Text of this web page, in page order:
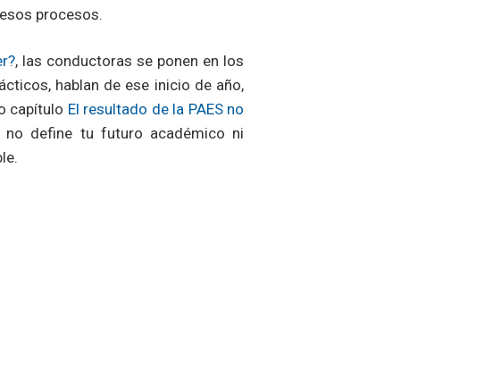
procesos.
, las conductoras se ponen en los
hablan de ese inicio de año,
capítulo El resultado de la PAES no
no define tu futuro académico ni